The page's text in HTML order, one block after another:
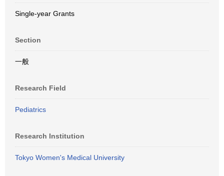
Single-year Grants
Section
一般
Research Field
Pediatrics
Research Institution
Tokyo Women's Medical University